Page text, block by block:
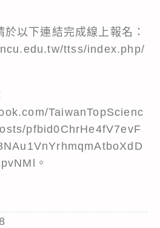
以下連結完成線上報名：
ttss/index.php/
TaiwanTopScienc
pfbid0ChrHe4fV7evF
。